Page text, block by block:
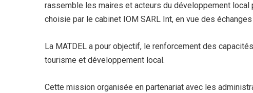
rassemble les maires et acteurs du développement local
choisie par le cabinet IOM SARL Int, en vue des
La MATDEL a pour objectif, le renforcement des
tourisme et développement local.
Cette mission organisée en partenariat avec les